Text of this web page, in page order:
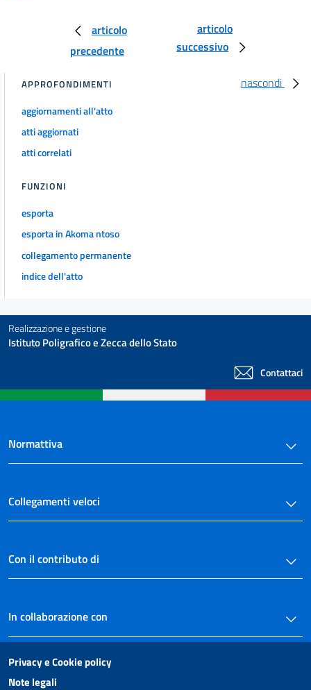
articolo
precedente
articolo
successivo
nascondi
APPROFONDIMENTI
aggiornamenti all'atto
atti aggiornati
atti correlati
FUNZIONI
esporta
esporta in Akoma ntoso
collegamento permanente
indice dell'atto
Realizzazione e gestione
Istituto Poligrafico e Zecca dello Stato
Contattaci
Normattiva
Collegamenti veloci
Con il contributo di
In collaborazione con
Privacy e Cookie policy
Note legali